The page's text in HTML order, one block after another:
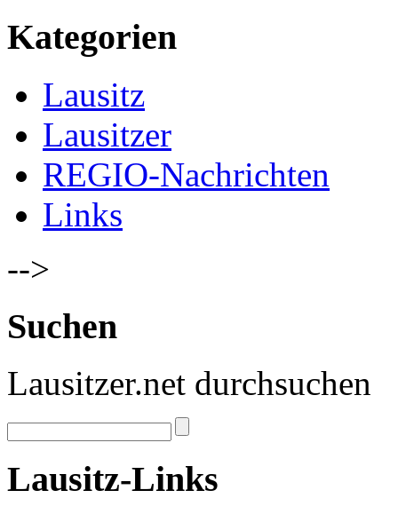
Kategorien
Lausitz
Lausitzer
REGIO-Nachrichten
Links
-->
Suchen
Lausitzer.net durchsuchen
Lausitz-Links